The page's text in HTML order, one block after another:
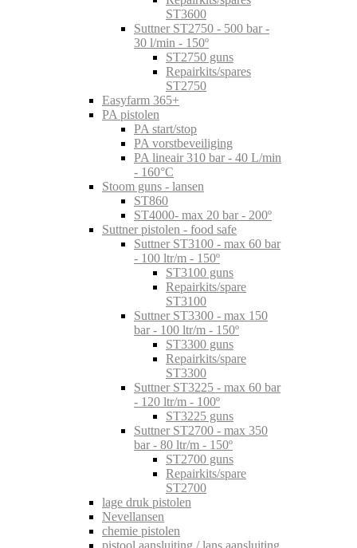
ST3600
Suttner ST2750 - 500 bar -
30 l/min - 150º
ST2750 guns
Repairkits/spares
ST2750
Easyfarm 365+
PA pistolen
PA start/stop
PA vorstbeveiliging
PA lineair 310 bar - 40 L/min
- 160°C
Stoom guns - lansen
ST860
ST4000- max 20 bar - 200º
Suttner pistolen - food safe
Suttner ST3100 - max 60 bar
- 100 ltr/m - 150º
ST3100 guns
Repairkits/spare
ST3100
Suttner ST3300 - max 150
bar - 100 ltr/m - 150º
ST3300 guns
Repairkits/spare
ST3300
Suttner ST3225 - max 60 bar
- 120 ltr/m - 100º
ST3225 guns
Suttner ST2700 - max 350
bar - 80 ltr/m - 150º
ST2700 guns
Repairkits/spare
ST2700
lage druk pistolen
Nevellansen
chemie pistolen